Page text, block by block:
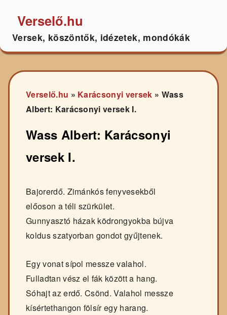
Verselő.hu
Versek, köszöntők, idézetek, mondókák
Verselő.hu » Karácsonyi versek » Wass
Albert: Karácsonyi versek I.
Wass Albert: Karácsonyi
versek I.
Bajorerdő. Zimánkós fenyvesekből
előoson a téli szürkület.
Gunnyasztó házak ködrongyokba bújva
koldus szatyorban gondot gyűjtenek.
Egy vonat sípol messze valahol.
Fulladtan vész el fák között a hang.
Sóhajt az erdő. Csönd. Valahol messze
kísértethangon fölsír egy harang.